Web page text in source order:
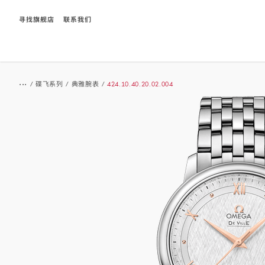
寻找旗舰店 联系我们
... / 碟飞系列 / 典雅腕表 / 424.10.40.20.02.004